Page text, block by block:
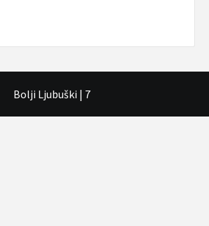
Bolji Ljubuški | 7